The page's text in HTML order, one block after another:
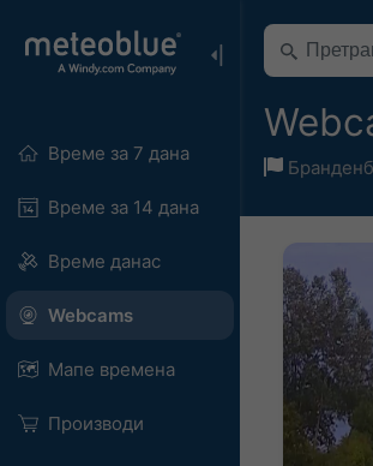
Време за 7 дана
Време за 14 дана
Време данас
Webcams
Мапе времена
Производи